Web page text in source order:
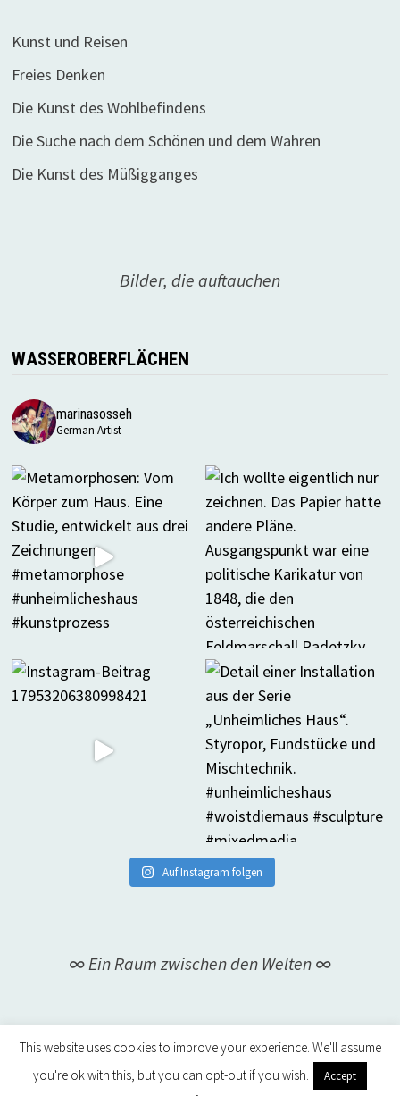
Kunst und Reisen
Freies Denken
Die Kunst des Wohlbefindens
Die Suche nach dem Schönen und dem Wahren
Die Kunst des Müßigganges
Bilder, die auftauchen
WASSEROBERFLÄCHEN
marinasosseh
German Artist
Auf Instagram folgen
∞ Ein Raum zwischen den Welten ∞
This website uses cookies to improve your experience. We'll assume
you're ok with this, but you can opt-out if you wish.
Accept